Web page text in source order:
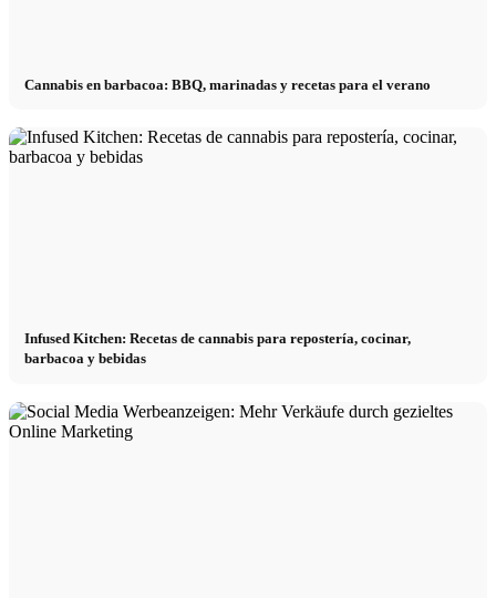
Cannabis en barbacoa: BBQ, marinadas y recetas para el verano
Infused Kitchen: Recetas de cannabis para repostería, cocinar,
barbacoa y bebidas